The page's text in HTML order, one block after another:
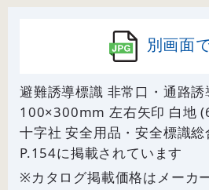
別画面
避難誘導標識 非常口・通路
100×300mm 左右矢印 白地
十字社 安全用品・安全標識
P.154に掲載されています
※カタログ掲載価格はメーカ